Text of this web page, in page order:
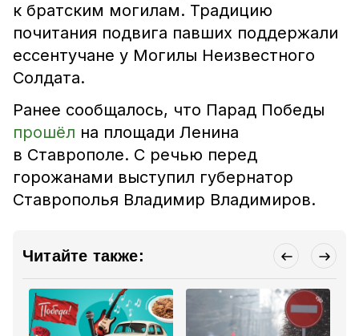
к братским могилам. Традицию
почитания подвига павших поддержали
ессентучане у Могилы Неизвестного
Солдата.
Ранее сообщалось, что Парад Победы
прошёл на площади Ленина
в Ставрополе. С речью перед
горожанами выступил губернатор
Ставрополья Владимир Владимиров.
Читайте также: